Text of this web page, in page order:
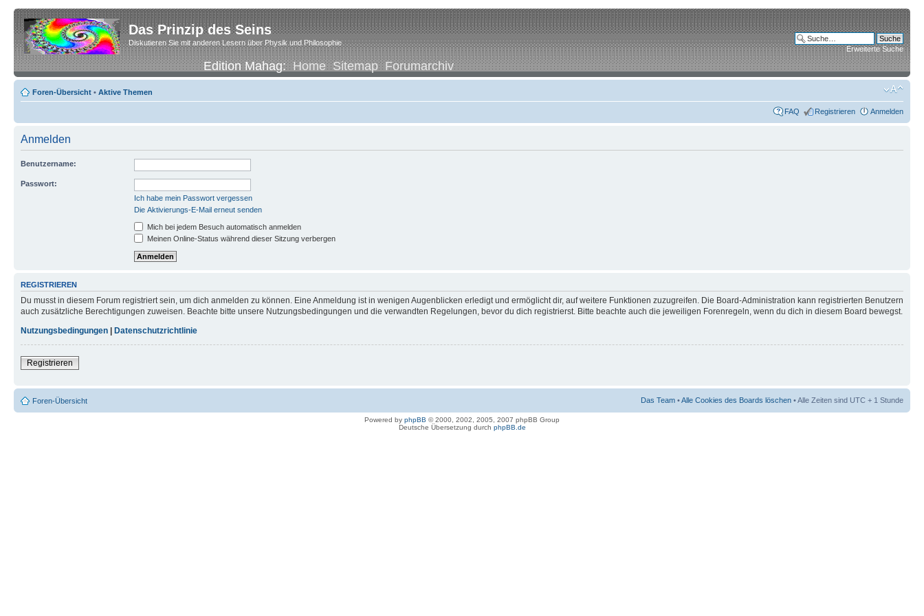
Das Prinzip des Seins
Diskutieren Sie mit anderen Lesern über Physik und Philosophie
Edition Mahag:Home Sitemap Forumarchiv
Erweiterte Suche
Foren-Übersicht • Aktive Themen
FAQ Registrieren Anmelden
Anmelden
Benutzername:
Passwort:
Ich habe mein Passwort vergessen
Die Aktivierungs-E-Mail erneut senden
Mich bei jedem Besuch automatisch anmelden
Meinen Online-Status während dieser Sitzung verbergen
REGISTRIEREN
Du musst in diesem Forum registriert sein, um dich anmelden zu können. Eine Anmeldung ist in wenigen Augenblicken erledigt und ermöglicht dir, auf weitere Funktionen zuzugreifen. Die Board-Administration kann registrierten Benutzern
auch zusätzliche Berechtigungen zuweisen. Beachte bitte unsere Nutzungsbedingungen und die verwandten Regelungen, bevor du dich registrierst. Bitte beachte auch die jeweiligen Forenregeln, wenn du dich in diesem Board bewegst.
Nutzungsbedingungen
Datenschutzrichtlinie
Registrieren
Foren-Übersicht Das Team •Alle Cookies des Boards löschen • Alle Zeiten sind UTC + 1 Stunde
Powered by phpBB © 2000, 2002, 2005, 2007 phpBB Group
Deutsche Übersetzung durch phpBB.de